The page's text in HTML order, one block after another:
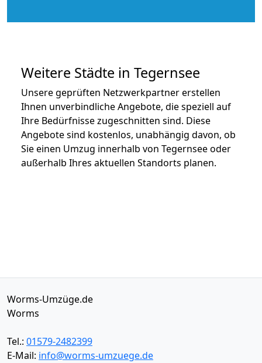
Weitere Städte in Tegernsee
Unsere geprüften Netzwerkpartner erstellen
Ihnen unverbindliche Angebote, die speziell auf
Ihre Bedürfnisse zugeschnitten sind. Diese
Angebote sind kostenlos, unabhängig davon, ob
Sie einen Umzug innerhalb von Tegernsee oder
außerhalb Ihres aktuellen Standorts planen.
Worms-Umzüge.de
Worms
Tel.: 01579-2482399
E-Mail: info@worms-umzuege.de